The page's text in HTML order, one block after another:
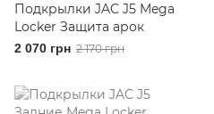
Подкрылки JAC J5 Mega
Locker Защита арок
2 070 грн 2 170 грн